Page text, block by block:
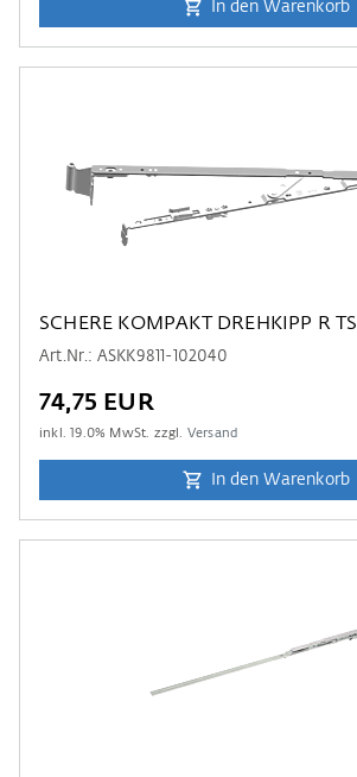
In den Warenkorb
SCHERE KOMPAKT DREHKIPP R TS
Art.Nr.: ASKK9811-102040
74,75 EUR
inkl.19.0% MwSt. zzgl. Versand
In den Warenkorb